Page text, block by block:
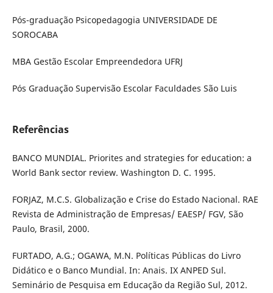
Pós-graduação Psicopedagogia UNIVERSIDADE DE
SOROCABA
MBA Gestão Escolar Empreendedora UFRJ
Pós Graduação Supervisão Escolar Faculdades São Luis
Referências
BANCO MUNDIAL. Priorites and strategies for education: a
World Bank sector review. Washington D. C. 1995.
FORJAZ, M.C.S. Globalização e Crise do Estado Nacional. RAE
Revista de Administração de Empresas/ EAESP/ FGV, São
Paulo, Brasil, 2000.
FURTADO, A.G.; OGAWA, M.N. Políticas Públicas do Livro
Didático e o Banco Mundial. In: Anais. IX ANPED Sul.
Seminário de Pesquisa em Educação da Região Sul, 2012.